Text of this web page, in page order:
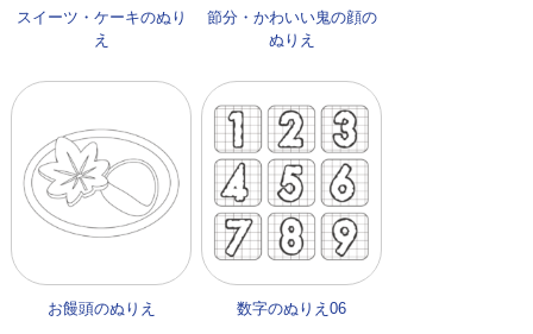
スイーツ・ケーキのぬり
え
節分・かわいい鬼の顔の
ぬりえ
お饅頭のぬりえ 数字のぬりえ06